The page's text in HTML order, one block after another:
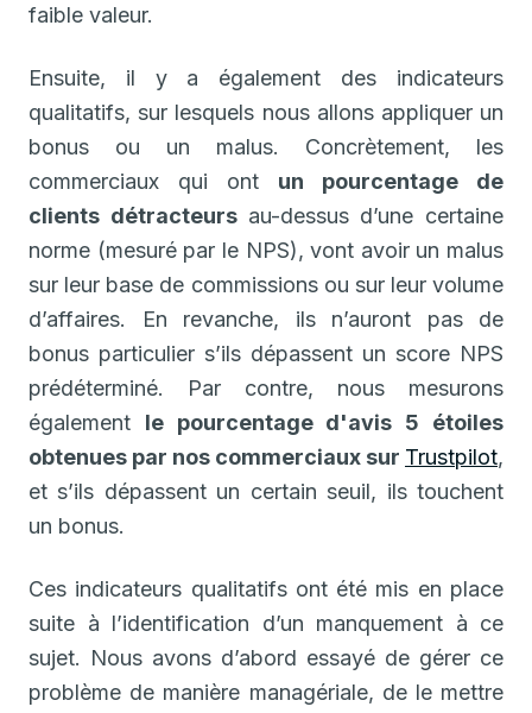
faible valeur.
Ensuite, il y a également des indicateurs
qualitatifs, sur lesquels nous allons appliquer un
bonus ou un malus. Concrètement, les
commerciaux qui ont un pourcentage de
clients détracteurs au-dessus d’une certaine
norme (mesuré par le NPS), vont avoir un malus
sur leur base de commissions ou sur leur volume
d’affaires. En revanche, ils n’auront pas de
bonus particulier s’ils dépassent un score NPS
prédéterminé. Par contre, nous mesurons
également le pourcentage d'avis 5 étoiles
obtenues par nos commerciaux sur Trustpilot,
et s’ils dépassent un certain seuil, ils touchent
un bonus.
Ces indicateurs qualitatifs ont été mis en place
suite à l’identification d’un manquement à ce
sujet. Nous avons d’abord essayé de gérer ce
problème de manière managériale, de le mettre